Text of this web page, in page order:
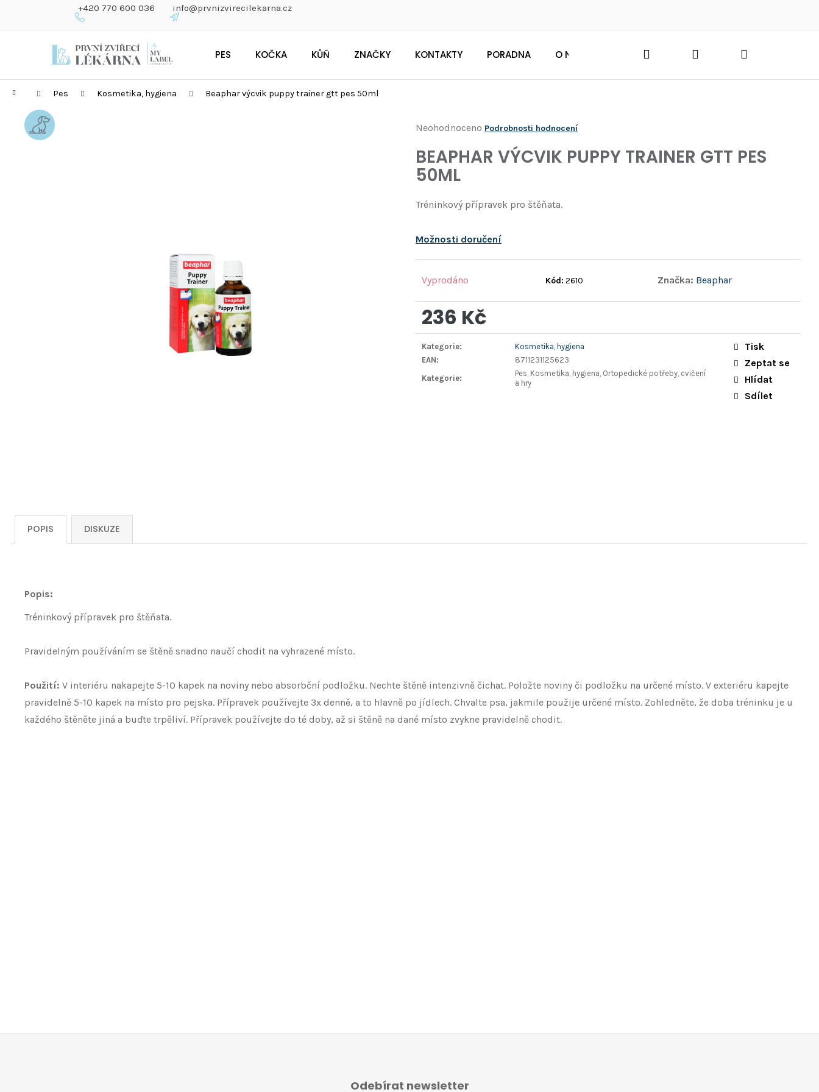
+420 770 600 036 info@prvnizvirecilekarna.cz
PES KOČKA KŮŇ ZNAČKY KONTAKTY PORADNA O NÁS Hledat PřihlášeníNákupní
Domů Pes Kosmetika, hygiena Beaphar výcvik puppy trainer gtt pes 50ml
Průměrné
produktu
je
hvězdiček.
Neohodnoceno Podrobnosti hodnocení
BEAPHAR VÝCVIK PUPPY TRAINER GTT PES
50ML
Tréninkový přípravek pro štěňata.
Možnosti doručení
Vyprodáno Kód: 2610 Značka: Beaphar
236 Kč
Měrná
cena:
Kategorie:
Kosmetika, hygiena
EAN:
8711231125623
Kategorie:
Pes, Kosmetika, hygiena, Ortopedické potřeby, cvičení
a hry
Tisk
Zeptat se
Hlídat
Sdílet
POPIS DISKUZE
Popis:
Tréninkový přípravek pro štěňata.
Pravidelným používáním se štěně snadno naučí chodit na vyhrazené místo.
Použití: V interiéru nakapejte 5-10 kapek na noviny nebo absorbční podložku. Nechte štěně intenzivně čichat. Položte noviny či podložku na určené místo. V exteriéru kapejte
pravidelně 5-10 kapek na místo pro pejska. Přípravek používejte 3x denně, a to hlavně po jídlech. Chvalte psa, jakmile použije určené místo. Zohledněte, že doba tréninku je u
každého štěněte jiná a buďte trpěliví. Přípravek používejte do té doby, až si štěně na dané místo zvykne pravidelně chodit.
obchodu
obchodu
CO POTŘEBUJETE NAJÍT?
Odebírat newsletter